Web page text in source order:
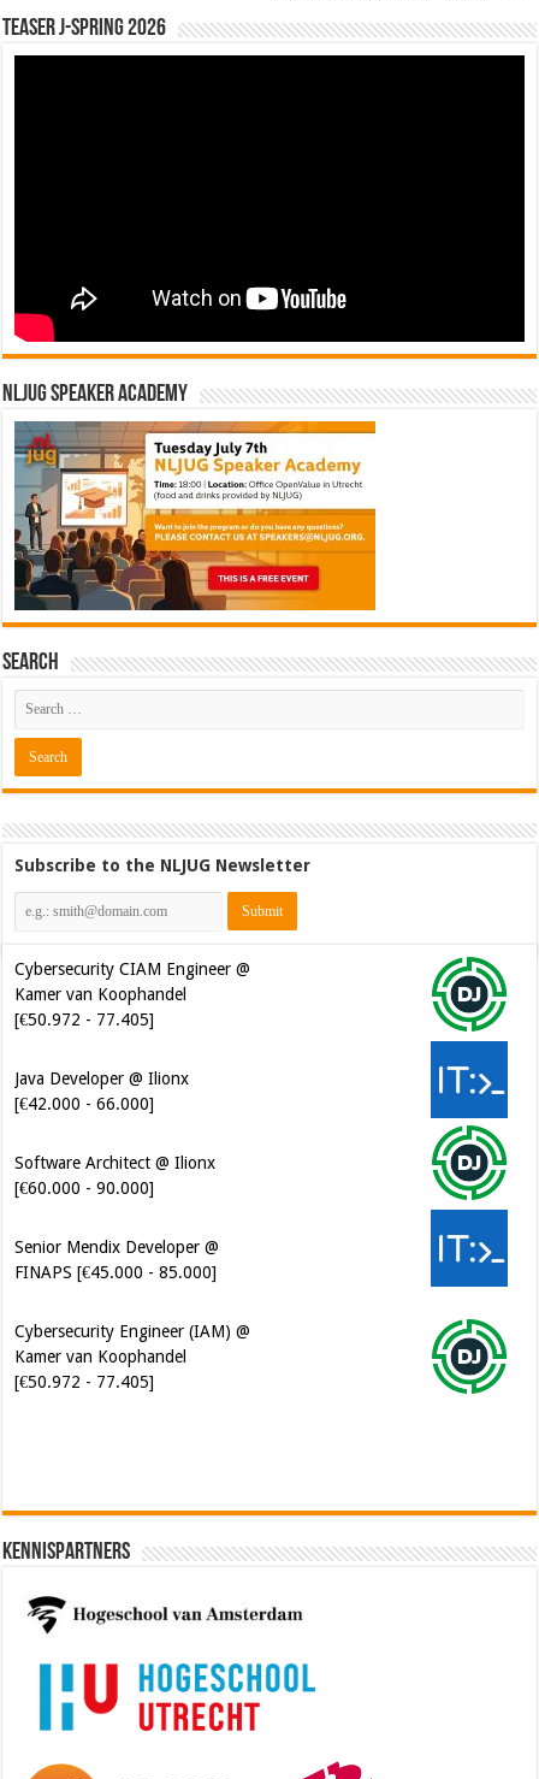
Teaser J-Spring 2026
NLJUG Speaker Academy
Search
Subscribe to the NLJUG Newsletter
Cybersecurity CIAM Engineer @
Kamer van Koophandel
[€50.972 - 77.405]
Java Developer @ Ilionx
[€42.000 - 66.000]
Software Architect @ Ilionx
[€60.000 - 90.000]
Senior Mendix Developer @
FINAPS [€45.000 - 85.000]
Cybersecurity Engineer (IAM) @
Kamer van Koophandel
[€50.972 - 77.405]
Kennispartners